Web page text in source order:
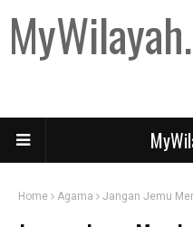
Home Agama Jangan Jemu